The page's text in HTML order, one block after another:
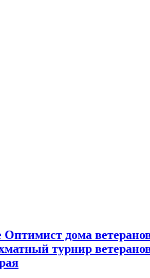
Оптимист дома
турнир